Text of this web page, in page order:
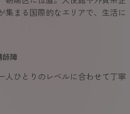
集まる国際的なエリアで、生活に
師陣
人ひとりのレベルに合わせて丁寧